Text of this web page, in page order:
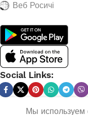
Веб Росичі
Social Links:
Мы